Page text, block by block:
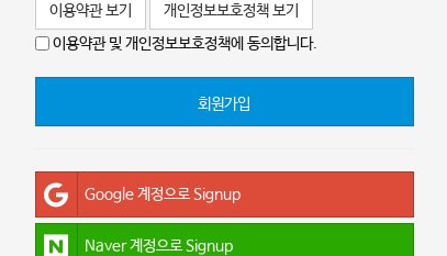
이용약관 보기
개인정보보호정책 보기
이용약관 및 개인정보보호정책에 동의합니다.
회원가입
Google 계정으로 Signup
Naver 계정으로 Signup